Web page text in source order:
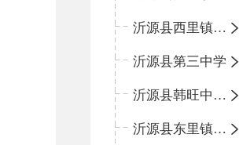
沂源县西里镇团圆小学
沂源县第三中学
沂源县韩旺中心学校
沂源县东里镇中心小学